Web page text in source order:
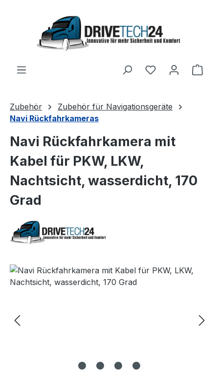
Zubehör
Zubehör für Navigationsgeräte
Navi Rückfahrkameras
Navi Rückfahrkamera mit
Kabel für PKW, LKW,
Nachtsicht, wasserdicht, 170
Grad
Skip image gallery